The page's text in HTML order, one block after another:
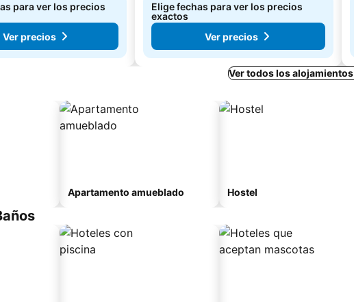
para ver los precios
Ver precios
Elige fechas para ver los precios
exactos
Ver precios
Ver todos los
Apartamento amueblado Hostel